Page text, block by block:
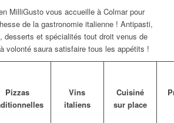
MilliGusto vous accueille à Colmar pour
de la gastronomie italienne ! Antipasti,
desserts et spécialités tout droit venus de
volonté saura satisfaire tous les appétits !
Pizzas
Vins
italiens
Cuisiné
sur place